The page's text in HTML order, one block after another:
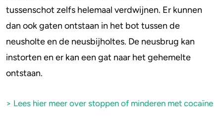
tussenschot zelfs helemaal verdwijnen. Er kunnen
dan ook gaten ontstaan in het bot tussen de
neusholte en de neusbijholtes. De neusbrug kan
instorten en er kan een gat naar het gehemelte
ontstaan.
> Lees hier meer over stoppen of minderen met cocaïne